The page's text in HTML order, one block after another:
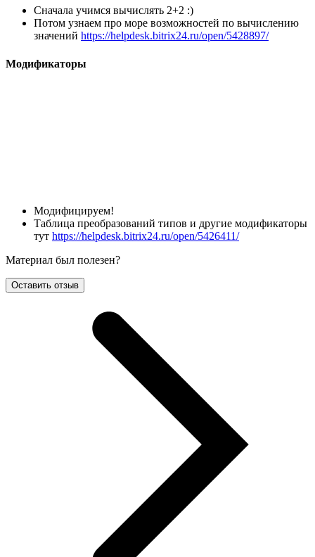
Сначала учимся вычислять 2+2 :)
Потом узнаем про море возможностей по вычислению
значений https://helpdesk.bitrix24.ru/open/5428897/
Модификаторы
Модифицируем!
Таблица преобразований типов и другие модификаторы
тут https://helpdesk.bitrix24.ru/open/5426411/
Материал был полезен?
Оставить отзыв